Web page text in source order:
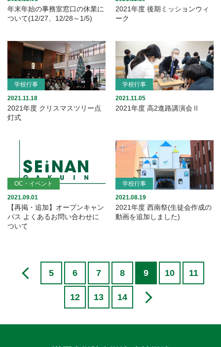
年末年始の事務室窓口の休業に
ついて(12/27、12/28～1/5)
2021年度 後期ミッションウィ
ーク
学校行事
2021.11.18
2021年度 クリスマスツリー点
灯式
学校行事
2021.11.05
2021年度 高2進路講演会Ⅱ
OC・イベント
2021.09.01
【再掲・追加】オープンキャン
パス よくあるお問い合わせに
ついて
学校行事
2021.08.19
2021年度 西南祭(生徒会作成の
動画を追加しました)
5 6 7 8 9 10 11
12 13 14